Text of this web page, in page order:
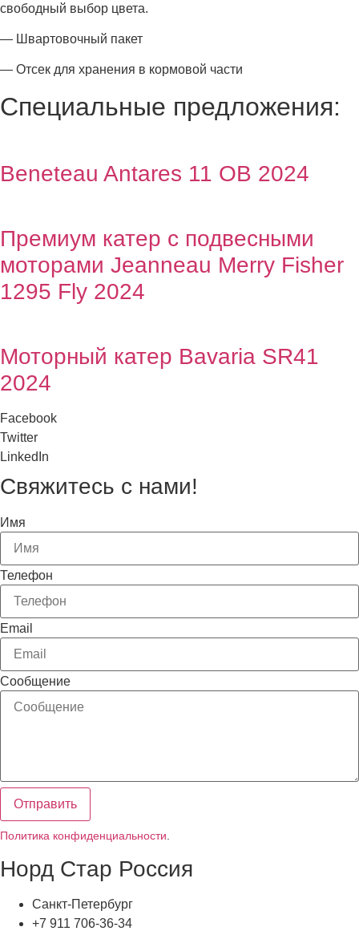
свободный выбор цвета.
— Швартовочный пакет
— Отсек для хранения в кормовой части
Специальные предложения:
Beneteau Antares 11 OB 2024
Премиум катер с подвесными
моторами Jeanneau Merry Fisher
1295 Fly 2024
Моторный катер Bavaria SR41
2024
Facebook
Twitter
LinkedIn
Свяжитесь с нами!
Имя
Телефон
Email
Сообщение
Отправить
Политика конфиденциальности
Норд Стар Россия
Санкт-Петербург
+7 911 706-36-34